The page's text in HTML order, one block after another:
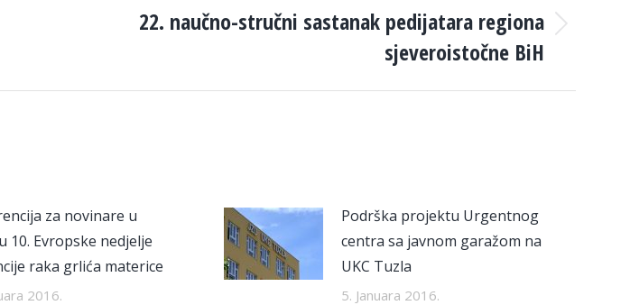
22. naučno-stručni sastanak pedijatara regiona
sjeveroistočne BiH
za novinare u
10. Evropske nedjelje
raka grlića materice
2016.
Podrška projektu Urgentnog
centra sa javnom garažom na
UKC Tuzla
5. Januara 2016.